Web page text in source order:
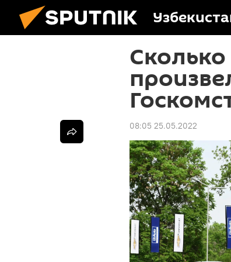
08:05 25.05.2022